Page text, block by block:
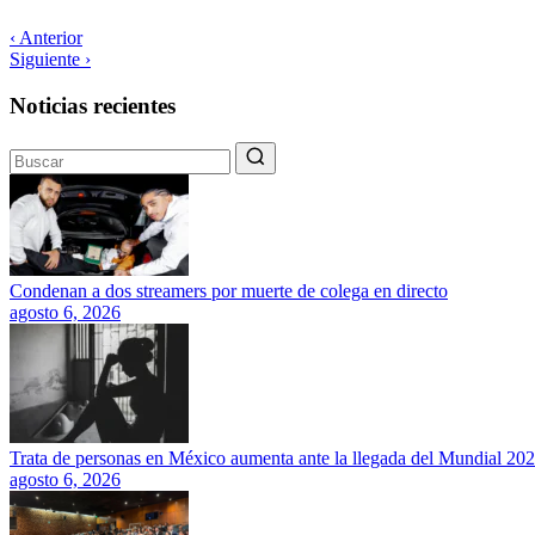
‹ Anterior
Siguiente ›
Noticias recientes
Condenan a dos streamers por muerte de colega en directo
agosto 6, 2026
Trata de personas en México aumenta ante la llegada del Mundial
agosto 6, 2026